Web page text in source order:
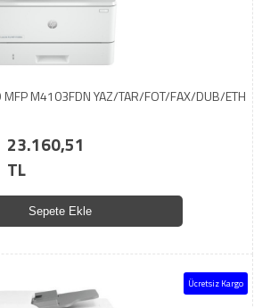
MFP M4103FDN YAZ/TAR/FOT/FAX/DUB/ETH
23.160,51
TL
Sepete Ekle
Ücretsiz Kargo